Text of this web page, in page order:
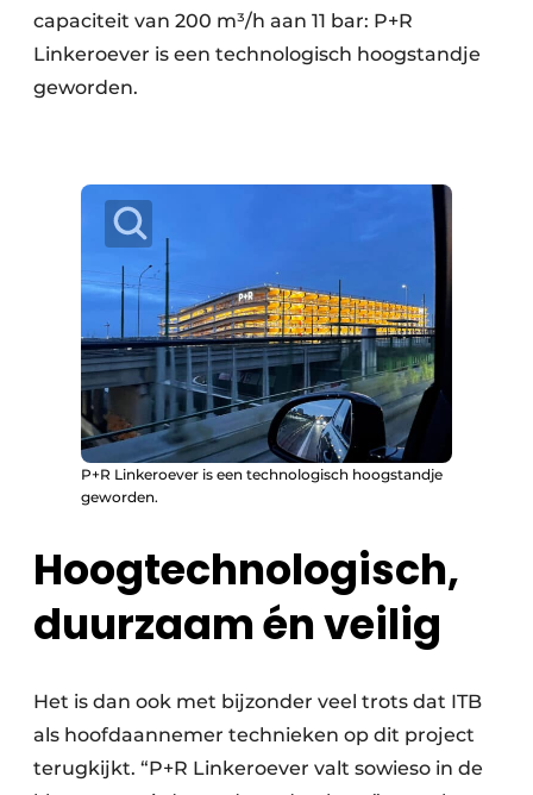
capaciteit van 200 m³/h aan 11 bar: P+R
Linkeroever is een technologisch hoogstandje
geworden.
P+R Linkeroever is een technologisch hoogstandje
geworden.
Hoogtechnologisch,
duurzaam én veilig
Het is dan ook met bijzonder veel trots dat ITB
als hoofdaannemer technieken op dit project
terugkijkt. “P+R Linkeroever valt sowieso in de